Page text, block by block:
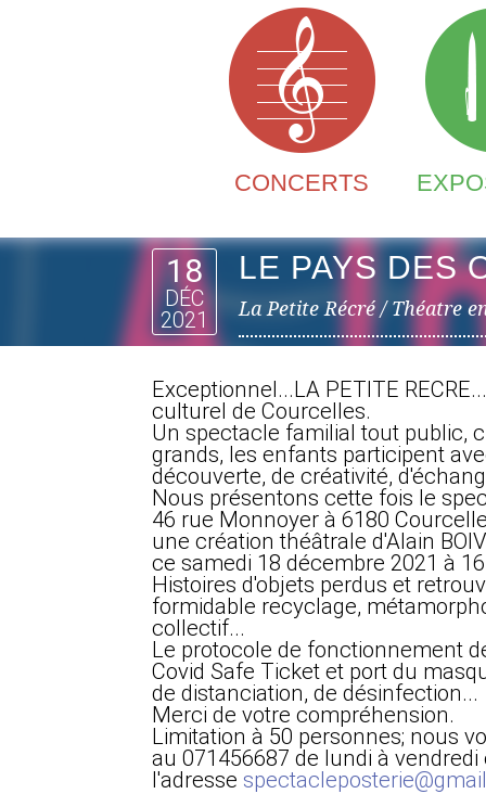
CONCERTS
18
DÉC
2021
LE PAYS DES
La Petite Récré / Théatre
Exceptionnel...LA PETITE
culturel de Courcelles.
Un spectacle familial tout public,
grands, les enfants participent
découverte, de créativité,
Nous présentons cette fois le
46 rue Monnoyer à 6180
une création théâtrale d'Alain
ce samedi 18 décembre 2021 à
Histoires d'objets perdus et
formidable recyclage,
collectif...
Le protocole de fonctionnement
Covid Safe Ticket et port du
de distanciation, de désinfection...
Merci de votre compréhension.
Limitation à 50 personnes; nous
au 071456687 de lundi à
l'adresse